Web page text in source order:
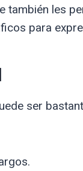
también les
para
ser